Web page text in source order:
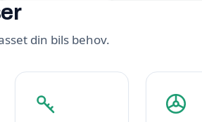
din bils behov.